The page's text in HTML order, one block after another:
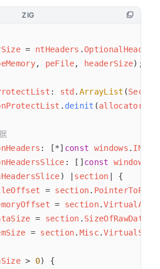
ZIG
= ntHeaders .OptionalHeader
, peFile, headerSize
: std . ArrayList (
. deinit (allocator
: [*] const windows .
: [] const windows
) | section | {
= section.
= section.
= section . SizeOfRawData
= section. Misc.VirtualSize
> 0) {